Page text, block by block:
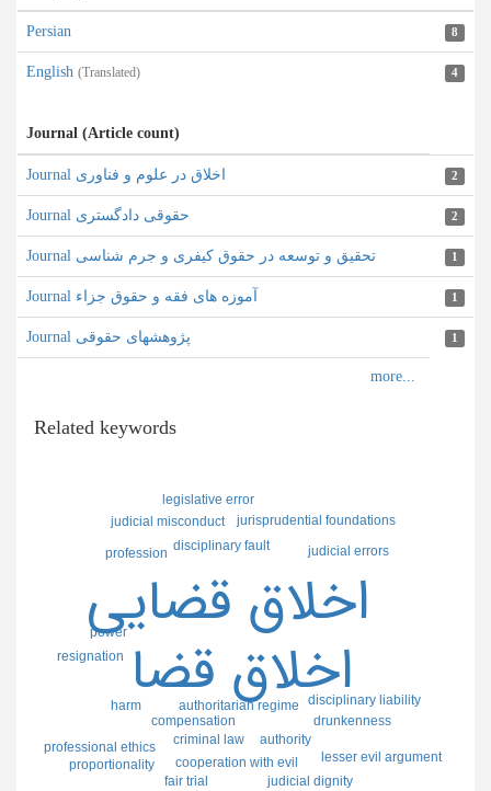
Persian 8
English (Translated) 4
Journal (Article count)
Journal اخلاق در علوم و فناوری 2
Journal حقوقی دادگستری 2
Journal تحقیق و توسعه در حقوق کیفری و جرم شناسی 1
Journal آموزه های فقه و حقوق جزاء 1
Journal پژوهشهای حقوقی 1
Related keywords
اخلاق قضا
اخلاق قضايي
authoritarian regime
authority
compensation
cooperation with evil
criminal law
disciplinary fault
disciplinary liability
drunkenness
fair trial
harm
judicial dignity
judicial errors
judicial misconduct jurisprudential foundations
legislative error
lesser evil argument
power
profession
professional ethics
proportionality
resignation